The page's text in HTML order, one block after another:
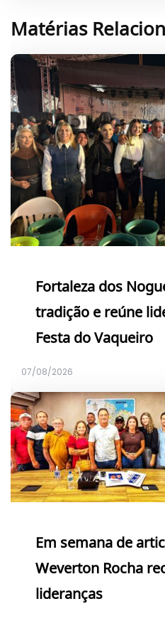
Matérias
Fortaleza dos
tradição e reúne
Festa do Vaqueiro
07/08/2026
Em semana de
Weverton Rocha
lideranças